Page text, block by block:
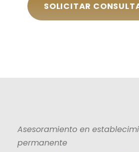
SOLICITAR
Asesoramiento en
permanente